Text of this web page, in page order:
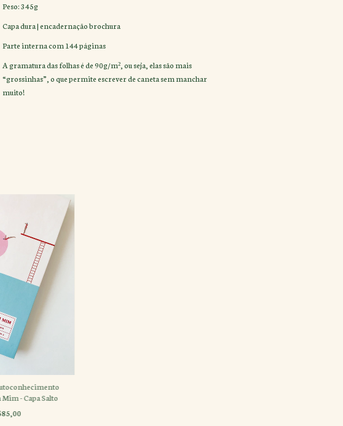
Peso: 345g
Capa dura | encadernação brochura
Parte interna com 144 páginas
A gramatura das folhas é de 90g/m², ou seja, elas são mais
“grossinhas”, o que permite escrever de caneta sem manchar
muito!
- Capa Salto